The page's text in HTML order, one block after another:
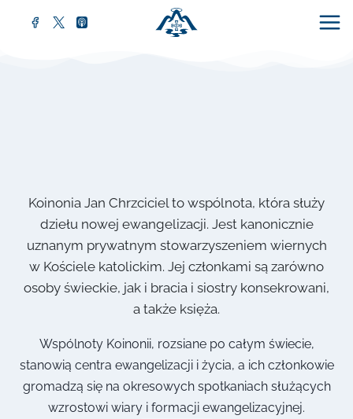
Koinonia Jan Chrzciciel to wspólnota, która służy
dziełu nowej ewangelizacji. Jest kanonicznie
uznanym prywatnym stowarzyszeniem wiernych
w Kościele katolickim. Jej członkami są zarówno
osoby świeckie, jak i bracia i siostry konsekrowani,
a także księża.
Wspólnoty Koinonii, rozsiane po całym świecie,
stanowią centra ewangelizacji i życia, a ich członkowie
gromadzą się na okresowych spotkaniach służących
wzrostowi wiary i formacji ewangelizacyjnej.